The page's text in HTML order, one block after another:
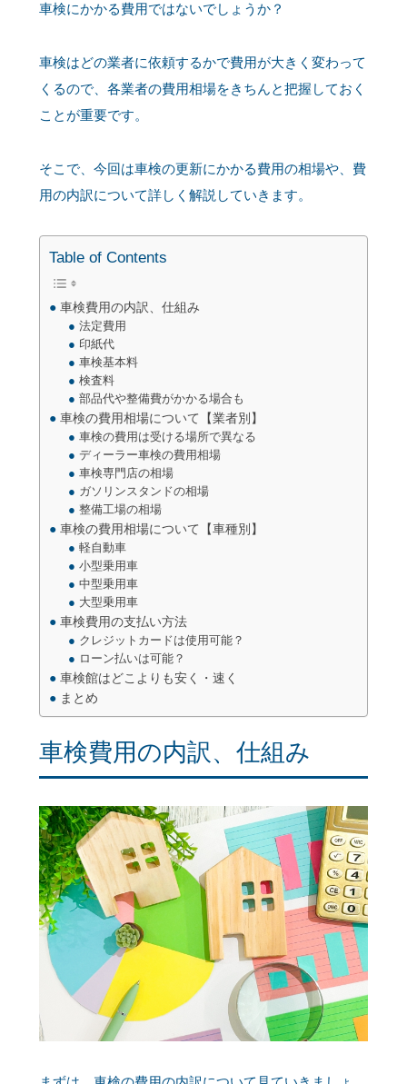
車検にかかる費用ではないでしょうか？
車検はどの業者に依頼するかで費用が大きく変わって
くるので、各業者の費用相場をきちんと把握しておく
ことが重要です。
そこで、今回は車検の更新にかかる費用の相場や、費
用の内訳について詳しく解説していきます。
Table of Contents
車検費用の内訳、仕組み
法定費用
印紙代
車検基本料
検査料
部品代や整備費がかかる場合も
車検の費用相場について【業者別】
車検の費用は受ける場所で異なる
ディーラー車検の費用相場
車検専門店の相場
ガソリンスタンドの相場
整備工場の相場
車検の費用相場について【車種別】
軽自動車
小型乗用車
中型乗用車
大型乗用車
車検費用の支払い方法
クレジットカードは使用可能？
ローン払いは可能？
車検館はどこよりも安く・速く
まとめ
車検費用の内訳、仕組み